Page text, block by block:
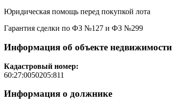
Юридическая помощь перед покупкой лота
Гарантия сделки по ФЗ №127 и ФЗ №299
Информация об объекте недвижимости
Кадастровый номер:
60:27:0050205:811
Информация о должнике